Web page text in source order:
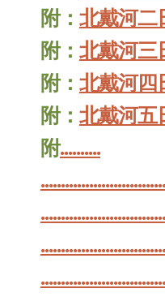
附： 北戴河二
附： 北戴河三
附： 北戴河四
附： 北戴河五
附..........
...............................
...............................
...............................
...............................